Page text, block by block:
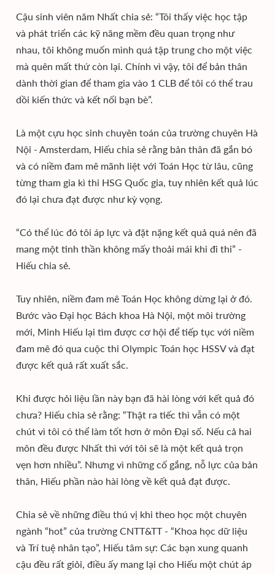
Cậu sinh viên năm Nhất chia sẻ: “Tôi thấy việc học tập
và phát triển các kỹ năng mềm đều quan trọng như
nhau, tôi không muốn mình quá tập trung cho một việc
mà quên mất thứ còn lại. Chính vì vậy, tôi để bản thân
dành thời gian để tham gia vào 1 CLB để tôi có thể trau
dồi kiến thức và kết nối bạn bè”.
Là một cựu học sinh chuyên toán của trường chuyên Hà
Nội - Amsterdam, Hiếu chia sẻ rằng bản thân đã gắn bó
và có niềm đam mê mãnh liệt với Toán Học từ lâu, cũng
từng tham gia kì thi HSG Quốc gia, tuy nhiên kết quả lúc
đó lại chưa đạt được như kỳ vọng.
“Có thể lúc đó tôi áp lực và đặt nặng kết quả quá nên đã
mang một tinh thần không mấy thoải mái khi đi thi” -
Hiếu chia sẻ.
Tuy nhiên, niềm đam mê Toán Học không dừng lại ở đó.
Bước vào Đại học Bách khoa Hà Nội, một môi trường
mới, Minh Hiếu lại tìm được cơ hội để tiếp tục với niềm
đam mê đó qua cuộc thi Olympic Toán học HSSV và đạt
được kết quả rất xuất sắc.
Khi được hỏi liệu lần này bạn đã hài lòng với kết quả đó
chưa? Hiếu chia sẻ rằng: “Thật ra tiếc thì vẫn có một
chút vì tôi có thể làm tốt hơn ở môn Đại số. Nếu cả hai
môn đều được Nhất thì với tôi sẽ là một kết quả trọn
vẹn hơn nhiều”. Nhưng vì những cố gắng, nỗ lực của bản
thân, Hiếu phần nào hài lòng về kết quả đạt được.
Chia sẻ về những điều thú vị khi theo học một chuyên
ngành “hot” của trường CNTT&TT - “Khoa học dữ liệu
và Trí tuệ nhân tạo”, Hiếu tâm sự: Các bạn xung quanh
cậu đều rất giỏi, điều ấy mang lại cho Hiếu một chút áp